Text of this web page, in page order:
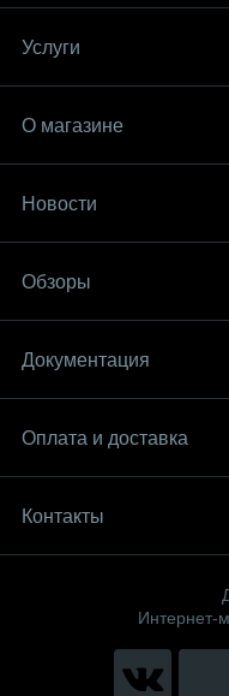
Услуги
О магазине
Новости
Обзоры
Документация
Оплата и доставка
Контакты
Интернет-